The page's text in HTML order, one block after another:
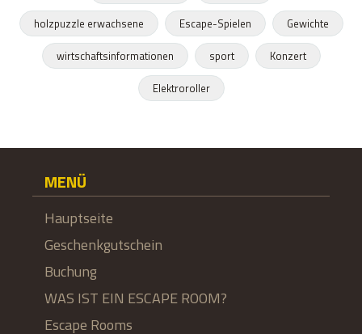
holzpuzzle erwachsene
Escape-Spielen
Gewichte
wirtschaftsinformationen
sport
Konzert
Elektroroller
MENÜ
Hauptseite
Geschenkgutschein
Buchung
WAS IST EIN ESCAPE ROOM?
Escape Rooms